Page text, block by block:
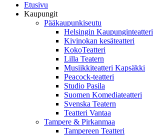
Etusivu
Kaupungit
Pääkaupunkiseutu
Helsingin Kaupunginteatteri
Kivinokan kesäteatteri
KokoTeatteri
Lilla Teatern
Musiikkiteatteri Kapsäkki
Peacock-teatteri
Studio Pasila
Suomen Komediateatteri
Svenska Teatern
Teatteri Vantaa
Tampere & Pirkanmaa
Tampereen Teatteri